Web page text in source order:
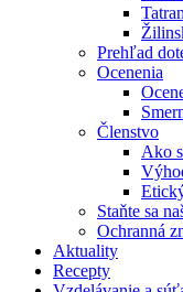
Prehľad
Ocenenia
Členstvo
Ako
Staňte sa
Ochranná
Aktuality
Recepty